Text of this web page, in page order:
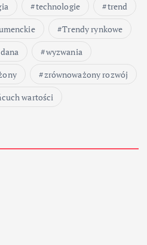
technologie
trend
Trendy rynkowe
wyzwania
zrównoważony rozwój
wartości